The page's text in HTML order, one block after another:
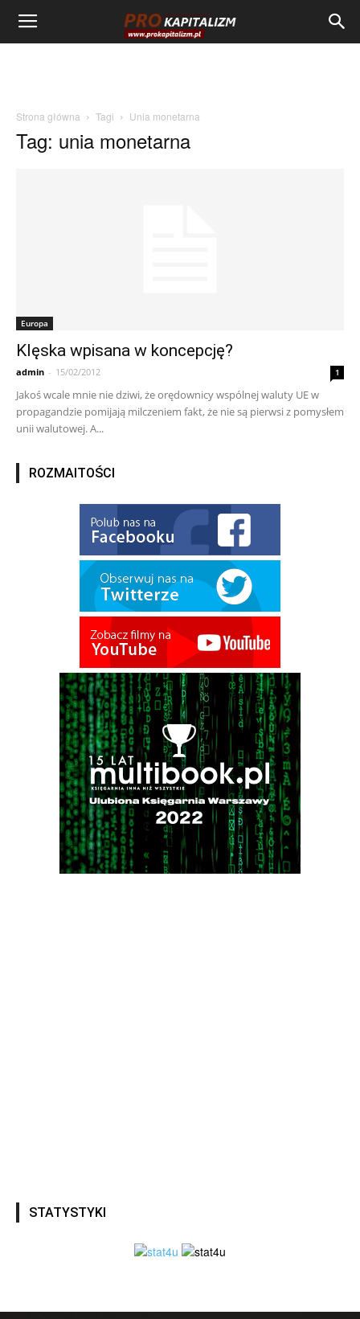
Strona główna Tagi Unia monetarna
Tag: unia monetarna
Europa
Klęska wpisana w koncepcję?
admin - 15/02/2012 1
Jakoś wcale mnie nie dziwi, że orędownicy wspólnej waluty UE w
propagandzie pomijają milczeniem fakt, że nie są pierwsi z pomysłem
unii walutowej. A...
ROZMAITOŚCI
STATYSTYKI